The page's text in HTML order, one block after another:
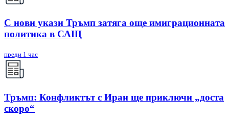
С нови укази Тръмп затяга още имиграционната
политика в САЩ
преди 1 час
Тръмп: Конфликтът с Иран ще приключи „доста
скоро“